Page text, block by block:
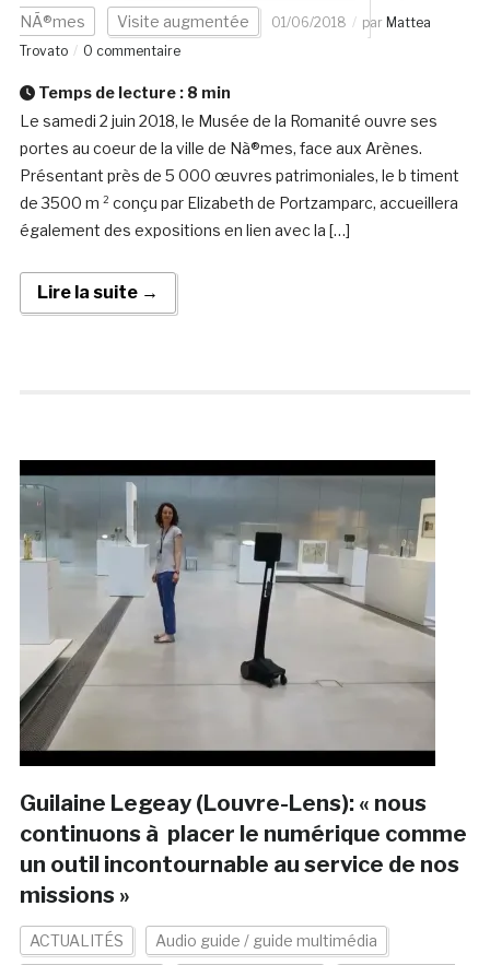
NÃ®mes Visite augmentée 01/06/2018 par Mattea
Trovato
0 commentaire
Temps de lecture : 8 min
Le samedi 2 juin 2018, le Musée de la Romanité ouvre ses
portes au coeur de la ville de Nà®mes, face aux Arènes.
Présentant près de 5 000 œuvres patrimoniales, le b timent
de 3500 m ² conçu par Elizabeth de Portzamparc, accueillera
également des expositions en lien avec la […]
Lire la suite →
Guilaine Legeay (Louvre-Lens): « nous
continuons à placer le numérique comme
un outil incontournable au service de nos
missions »
ACTUALITÉS Audio guide / guide multimédia